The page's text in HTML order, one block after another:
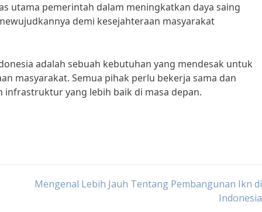
utama pemerintah dalam meningkatkan daya saing
demi kesejahteraan masyarakat
adalah sebuah kebutuhan yang mendesak untuk
masyarakat. Semua pihak perlu bekerja sama dan
yang lebih baik di masa depan.
Mengenal Lebih Jauh Tentang Pembangunan Ikn di
Indonesia